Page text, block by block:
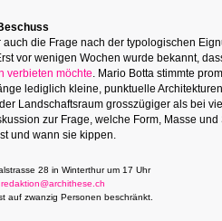
auch die Frage nach der typologischen
vor wenigen Wochen wurde bekannt,
verbieten möchte. Mario Botta stimmte
lediglich kleine, punktuelle
Landschaftsraum grosszügiger als bei
zur Frage, welche Form, Masse
und wann sie kippen.
28 in Winterthur um 17 Uhr
redaktion@archithese.ch
auf zwanzig Personen beschränkt.